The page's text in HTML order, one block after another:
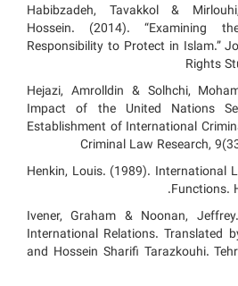
Habibzadeh, Tavakkol &
Hossein. (2014). “Examining
Responsibility to Protect in Islam.”
Rights
Hejazi, Amrolldin & Solhchi,
Impact of the United Nations
Establishment of International
Criminal Law Research,
Henkin, Louis. (1989). International
Functions.
Ivener, Graham & Noonan,
International Relations. Translated
and Hossein Sharifi Tarazkouhi.